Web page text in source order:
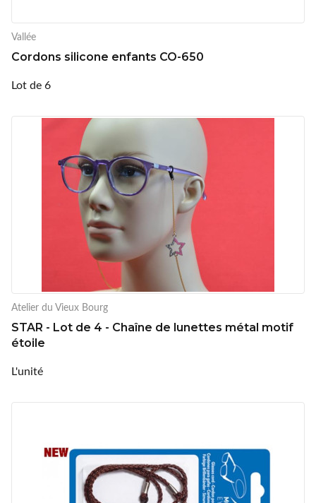
Vallée
Cordons silicone enfants CO-650
Lot de 6
Atelier du Vieux Bourg
STAR - Lot de 4 - Chaîne de lunettes métal motif
étoile
L'unité